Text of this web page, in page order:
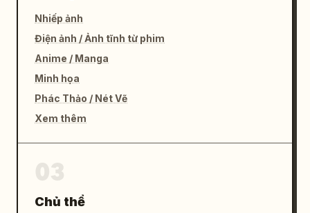
Nhiếp ảnh
Điện ảnh / Ảnh tĩnh từ phim
Anime / Manga
Minh họa
Phác Thảo / Nét Vẽ
Xem thêm
Chủ thể